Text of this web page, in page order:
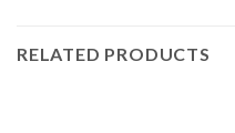
RELATED PRODUCTS